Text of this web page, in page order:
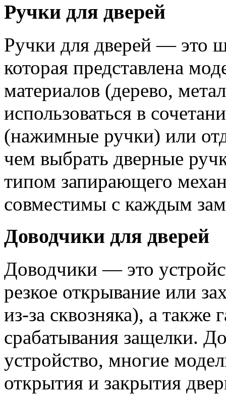
Ручки для дверей
Ручки для дверей — это
которая представлена
материалов (дерево,
использоваться в
(нажимные ручки) или
чем выбрать дверные
типом запирающего
совместимы с каждым
Доводчики для дверей
Доводчики — это
резкое открывание или
из-за сквозняка), а также
срабатывания защелки.
устройство, многие
открытия и закрытия